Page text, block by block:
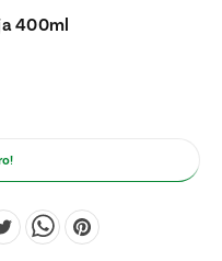
400ml